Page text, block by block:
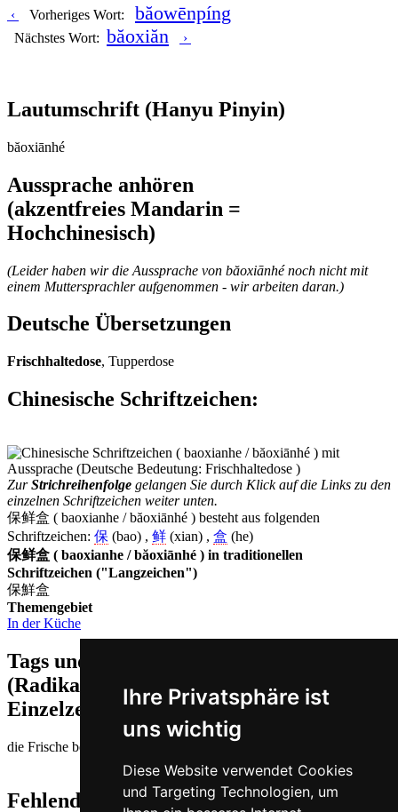
Ihre Privatsphäre ist
uns wichtig
Diese Website verwendet Cookies
und Targeting Technologien, um
‹
Vorheriges Wort: băowēnpíng
Nächstes Wort: băoxiăn ›
Lautumschrift (Hanyu Pinyin)
băoxiānhé
Aussprache anhören
(akzentfreies Mandarin =
Hochchinesisch)
(Leider haben wir die Aussprache von băoxiānhé noch nicht mit
einem Muttersprachler aufgenommen - wir arbeiten daran.)
Deutsche Übersetzungen
Frischhaltedose, Tupperdose
Chinesische Schriftzeichen:
ZurStrichreihenfolge gelangen Sie durch Klick auf die Links zu den
einzelnen Schriftzeichen weiter unten.
保鲜盒 ( baoxianhe / băoxiānhé ) besteht aus folgenden
Schriftzeichen: 保 (bao) , 鲜 (xian) , 盒 (he)
保鲜盒 ( baoxianhe / băoxiānhé ) in traditionellen
Schriftzeichen ("Langzeichen")
保鮮盒
Themengebiet
In der Küche
Tags und Zusatzinformationen
(Radikale, Bedeutungen von
Einzelzeichen, Komposita etc.)
die Frische bewahren | Kiste
Fehlende oder falsche Übersetzung für